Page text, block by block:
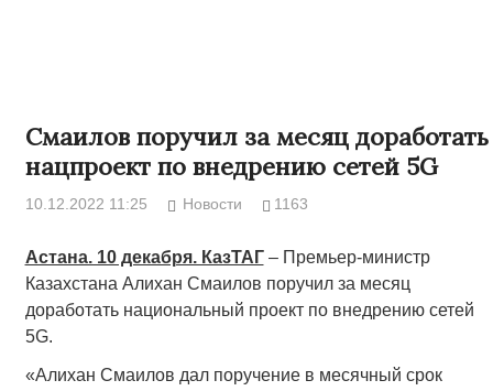
Смаилов поручил за месяц доработать
нацпроект по внедрению сетей 5G
10.12.2022 11:25 Новости 1163
Астана. 10 декабря. КазТАГ– Премьер-министр
Казахстана Алихан Смаилов поручил за месяц
доработать национальный проект по внедрению сетей
5G.
«Алихан Смаилов дал поручение в месячный срок